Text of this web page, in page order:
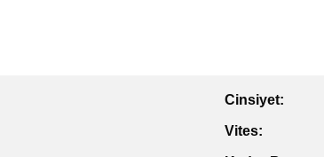
Cinsiyet:
Vites: